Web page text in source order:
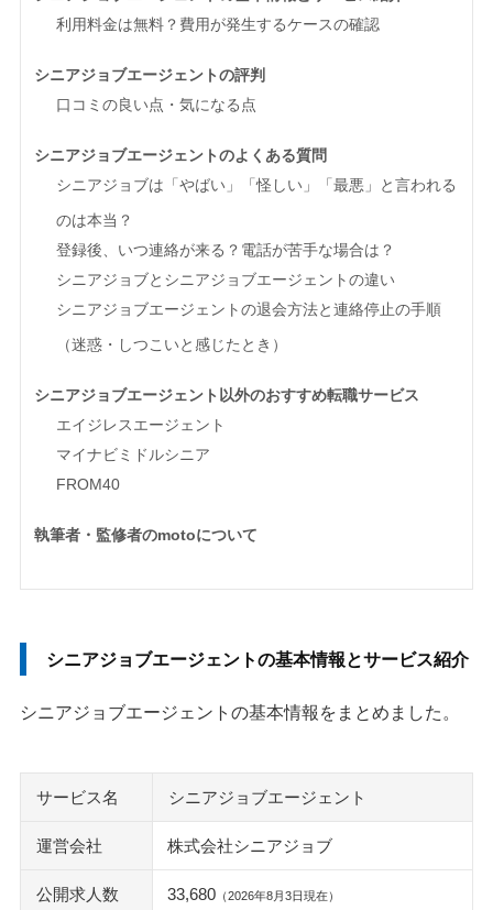
利用料金は無料？費用が発生するケースの確認
シニアジョブエージェントの評判
口コミの良い点・気になる点
シニアジョブエージェントのよくある質問
シニアジョブは「やばい」「怪しい」「最悪」と言われる
のは本当？
登録後、いつ連絡が来る？電話が苦手な場合は？
シニアジョブとシニアジョブエージェントの違い
シニアジョブエージェントの退会方法と連絡停止の手順
（迷惑・しつこいと感じたとき）
シニアジョブエージェント以外のおすすめ転職サービス
エイジレスエージェント
マイナビミドルシニア
FROM40
執筆者・監修者のmotoについて
シニアジョブエージェントの基本情報とサービス紹介
シニアジョブエージェントの基本情報をまとめました。
サービス名 シニアジョブエージェント
運営会社 株式会社シニアジョブ
公開求人数 33,680 （2026年8月3日現在）